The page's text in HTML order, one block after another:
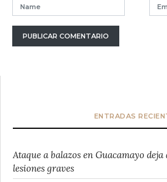
ENTRADAS
Ataque a balazos en Guacamayo
lesiones graves